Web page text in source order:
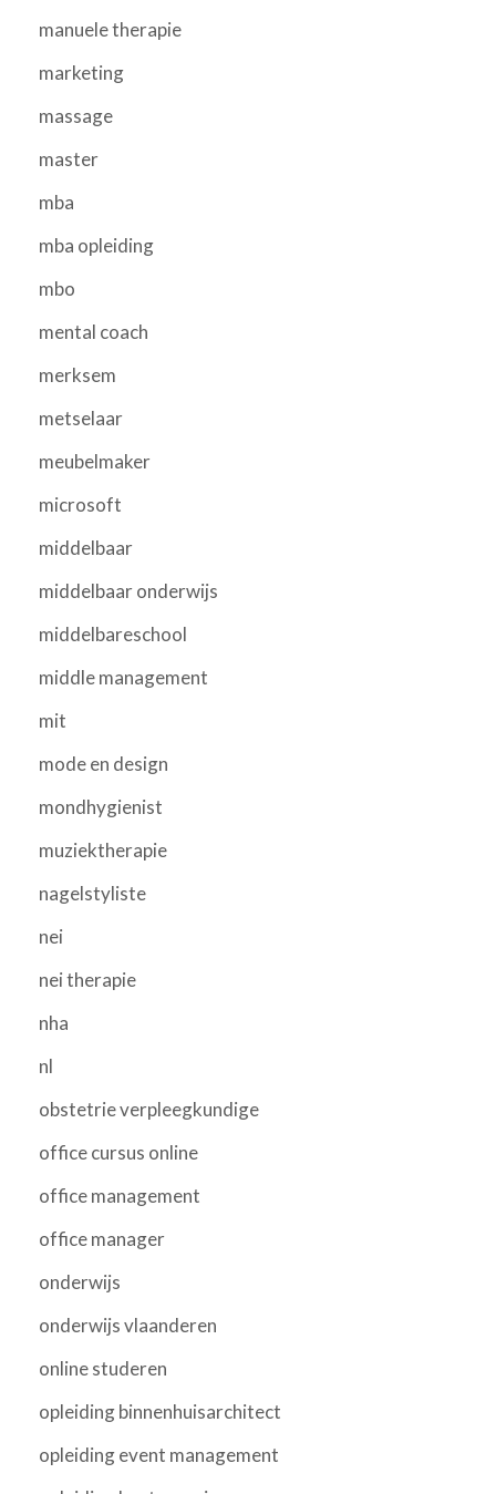
manuele therapie
marketing
massage
master
mba
mba opleiding
mbo
mental coach
merksem
metselaar
meubelmaker
microsoft
middelbaar
middelbaar onderwijs
middelbareschool
middle management
mit
mode en design
mondhygienist
muziektherapie
nagelstyliste
nei
nei therapie
nha
nl
obstetrie verpleegkundige
office cursus online
office management
office manager
onderwijs
onderwijs vlaanderen
online studeren
opleiding binnenhuisarchitect
opleiding event management